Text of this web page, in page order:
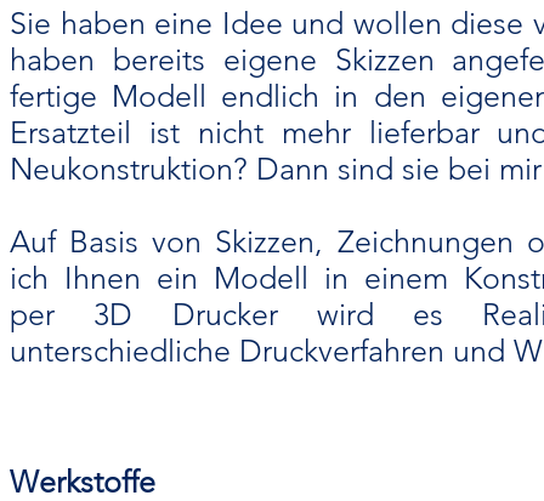
Sie haben eine Idee und wollen diese
haben bereits eigene Skizzen
fertige Modell endlich in den
Ersatzteil ist nicht mehr lieferbar
Neukonstruktion? Dann sind sie bei
Auf Basis von Skizzen, Zeichnungen
ich Ihnen ein Modell in einem
per 3D Drucker wird es
unterschiedliche Druckverfahren und
Werkstoffe